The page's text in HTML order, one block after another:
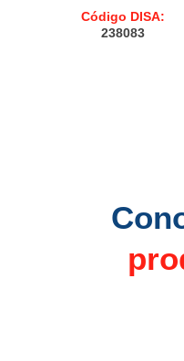
Código DISA:
238083